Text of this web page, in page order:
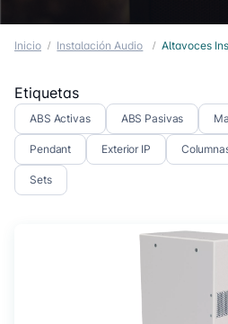
Inicio Instalación Audio Altavoces
Etiquetas
ABS Activas ABS Pasivas
Pendant Exterior IP
Sets